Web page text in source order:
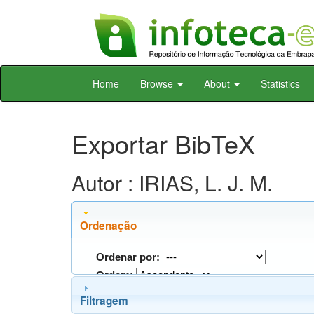
Skip
Home Browse About Statistics
Exportar BibTeX
Autor : IRIAS, L. J. M.
Ordenação
Ordenar por:
Ordem:
Filtragem